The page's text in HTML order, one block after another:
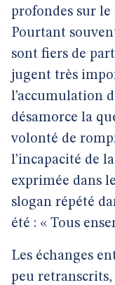
profondes sur le
Pourtant
sont fiers de
jugent très
l’accumulation
désamorce la
volonté de
l’incapacité de
exprimée dans
slogan répété
été : « Tous
Les échanges
peu